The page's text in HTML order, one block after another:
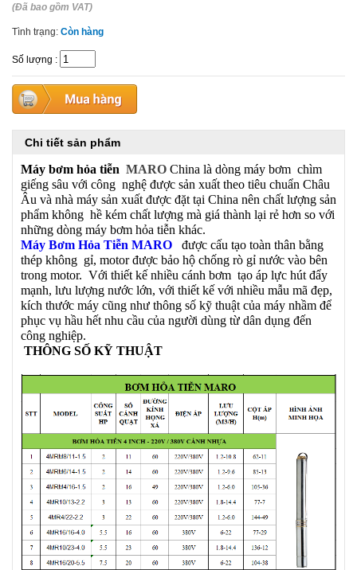
(Đã bao gồm VAT)
Tình trạng: Còn hàng
Số lượng :
Chi tiết sản phẩm
Máy bơm hỏa tiễn MARO China là dòng máy bơm chìm
giếng sâu với công nghệ được sản xuất theo tiêu chuẩn Châu
Âu và nhà máy sản xuất được đặt tại China nên chất lượng sản
phẩm không hề kém chất lượng mà giá thành lại rẻ hơn so với
những dòng máy bơm hỏa tiễn khác.
Máy Bơm Hỏa Tiễn MARO
được cấu tạo toàn thân bằng
thép không gỉ, motor được bảo hộ chống rò gỉ nước vào bên
trong motor. Với thiết kế nhiều cánh bơm tạo áp lực hút đẩy
mạnh, lưu lượng nước lớn, với thiết kế với nhiều mẫu mã đẹp,
kích thước máy cũng như thông số kỹ thuật của máy nhầm để
phục vụ hầu hết nhu cầu của người dùng từ dân dụng đến
công nghiệp.
THÔNG SỐ KỸ THUẬT